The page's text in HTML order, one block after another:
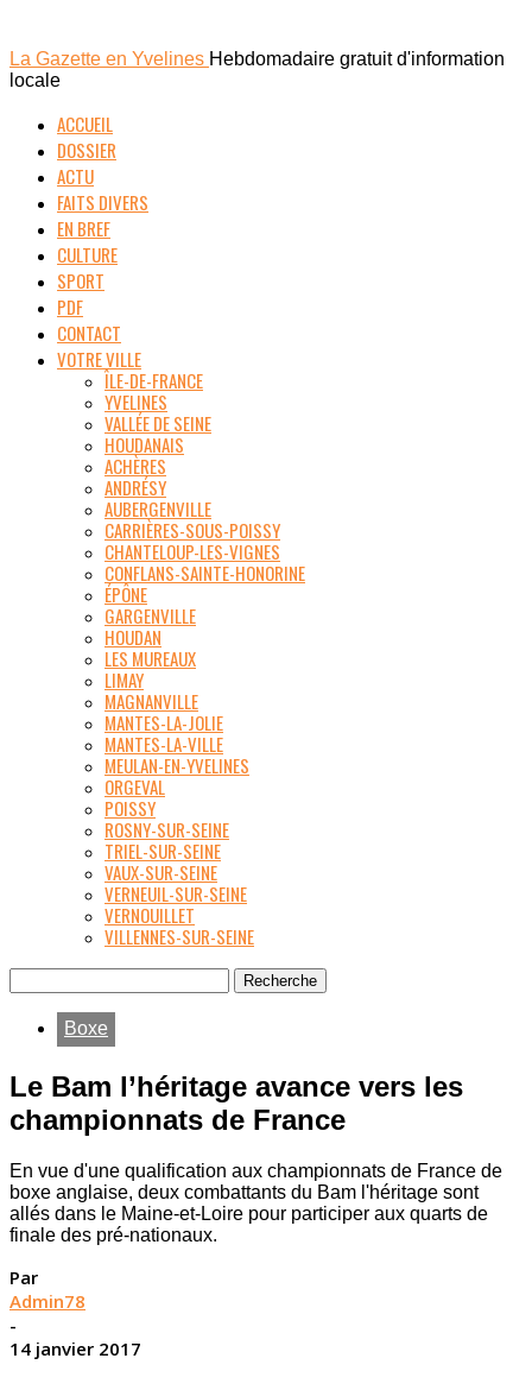
La Gazette en Yvelines Hebdomadaire gratuit d'information
locale
ACCUEIL
DOSSIER
ACTU
FAITS DIVERS
EN BREF
CULTURE
SPORT
PDF
CONTACT
VOTRE VILLE
ÎLE-DE-FRANCE
YVELINES
VALLÉE DE SEINE
HOUDANAIS
ACHÈRES
ANDRÉSY
AUBERGENVILLE
CARRIÈRES-SOUS-POISSY
CHANTELOUP-LES-VIGNES
CONFLANS-SAINTE-HONORINE
ÉPÔNE
GARGENVILLE
HOUDAN
LES MUREAUX
LIMAY
MAGNANVILLE
MANTES-LA-JOLIE
MANTES-LA-VILLE
MEULAN-EN-YVELINES
ORGEVAL
POISSY
ROSNY-SUR-SEINE
TRIEL-SUR-SEINE
VAUX-SUR-SEINE
VERNEUIL-SUR-SEINE
VERNOUILLET
VILLENNES-SUR-SEINE
Boxe
Le Bam l’héritage avance vers les
championnats de France
En vue d'une qualification aux championnats de France de
boxe anglaise, deux combattants du Bam l'héritage sont
allés dans le Maine-et-Loire pour participer aux quarts de
finale des pré-nationaux.
Par
Admin78
-
14 janvier 2017